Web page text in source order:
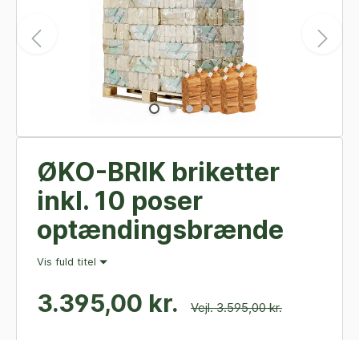
ØKO-BRIK briketter
inkl. 10 poser
optændingsbrænde
Vis fuld titel
3.395,00 kr. Vejl. 3.595,00 kr.